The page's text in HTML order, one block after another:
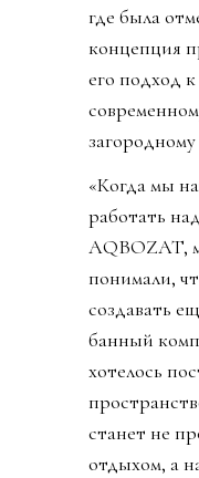
где была
концепция
его подход к
«Когда мы
работать над
AQBOZAT,
понимали,
создавать
банный
хотелось
станет не
отдыхом, а